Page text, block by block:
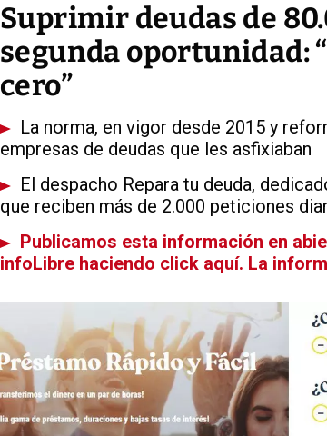
Suprimir deudas de
segunda oportunidad:
cero”
La norma, en vigor desde 2015 y
empresas de deudas que les asfixiaban
El despacho Repara tu deuda,
que reciben más de 2.000 peticiones
Publicamos esta información en
infoLibre haciendo click aquí. La